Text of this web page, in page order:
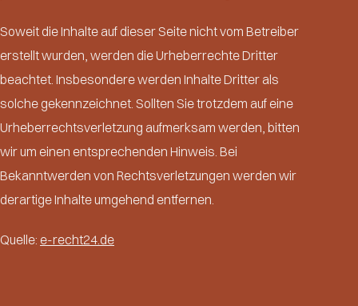
Soweit die Inhalte auf dieser Seite nicht vom Betreiber
erstellt wurden, werden die Urheberrechte Dritter
beachtet. Insbesondere werden Inhalte Dritter als
solche gekennzeichnet. Sollten Sie trotzdem auf eine
Urheberrechtsverletzung aufmerksam werden, bitten
wir um einen entsprechenden Hinweis. Bei
Bekanntwerden von Rechtsverletzungen werden wir
derartige Inhalte umgehend entfernen.
Quelle: e-recht24.de